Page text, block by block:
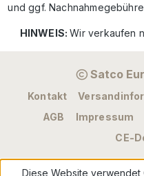
und ggf.
HINWEIS:Wir verkaufen
Satco
Kontakt
AGB
Impressum
CE-
Diese Website verwendet